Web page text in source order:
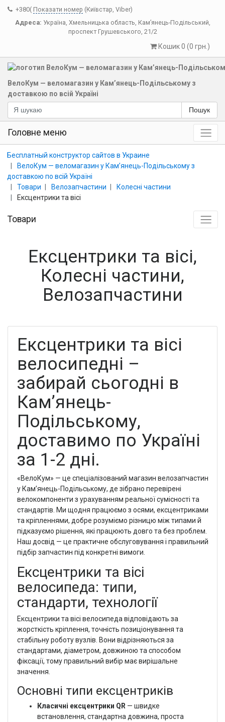
+380( Показати номер (Київстар, Viber)
Адреса: Україна, Хмельницька область, Кам’янець-Подільський,
проспект Грушевського, 21/2
Кошик 0 (0 грн.)
ВелоКум — веломагазин у Кам’янець-Подільському з
доставкою по всій Україні
Пошук
Головне меню
Бесплатный конструктор сайтов в Украине
ВелоКум — веломагазин у Кам’янець-Подільському з
доставкою по всій Україні
Товари
Велозапчастини
Колесні частини
Ексцентрики та вісі
Товари
Ексцентрики та вісі,
Колесні частини,
Велозапчастини
Ексцентрики та вісі
велосипедні –
забирай сьогодні в
Кам’янець-
Подільському,
доставимо по Україні
за 1-2 дні.
«ВелоКум» — це спеціалізований магазин велозапчастин
у Кам’янець-Подільському, де зібрано перевірені
велокомпоненти з урахуванням реальної сумісності та
стандартів. Ми щодня працюємо з осями, ексцентриками
та кріпленнями, добре розуміємо різницю між типами й
підказуємо рішення, які працюють довго та без проблем.
Наш досвід — це практичне обслуговування і правильний
підбір запчастин під конкретні вимоги.
Ексцентрики та вісі
велосипеда: типи,
стандарти, технології
Ексцентрики та вісі велосипеда відповідають за
жорсткість кріплення, точність позиціонування та
стабільну роботу вузлів. Вони відрізняються за
стандартами, діаметром, довжиною та способом
фіксації, тому правильний вибір має вирішальне
значення.
Основні типи ексцентриків
Класичні ексцентрики QR — швидке
встановлення, стандартна довжина, проста